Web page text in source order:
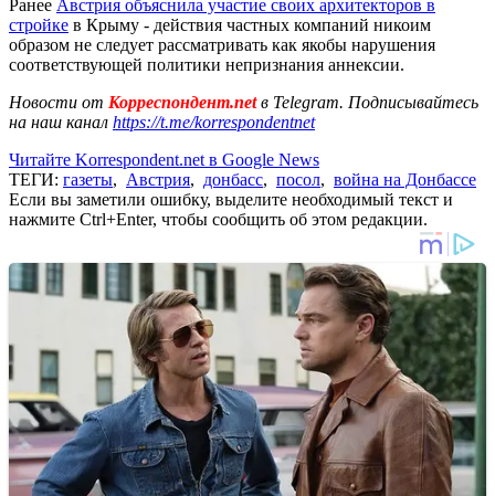
Ранее Австрия объяснила участие своих архитекторов в
стройке в Крыму - действия частных компаний никоим
образом не следует рассматривать как якобы нарушения
соответствующей политики непризнания аннексии.
Новости от Корреспондент.netв Telegram. Подписывайтесь
на наш канал https://t.me/korrespondentnet
Читайте Korrespondent.net в Google News
ТЕГИ: газеты, Австрия, донбасс, посол, война на Донбассе
Если вы заметили ошибку, выделите необходимый текст и
нажмите Ctrl+Enter, чтобы сообщить об этом редакции.